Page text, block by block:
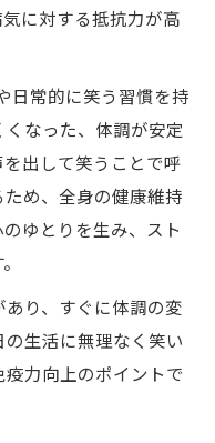
に対する抵抗力が高
日常的に笑う習慣を持
なった、体調が安定
出して笑うことで呼
め、全身の健康維持
ゆとりを生み、スト
り、すぐに体調の変
生活に無理なく笑い
力向上のポイントで